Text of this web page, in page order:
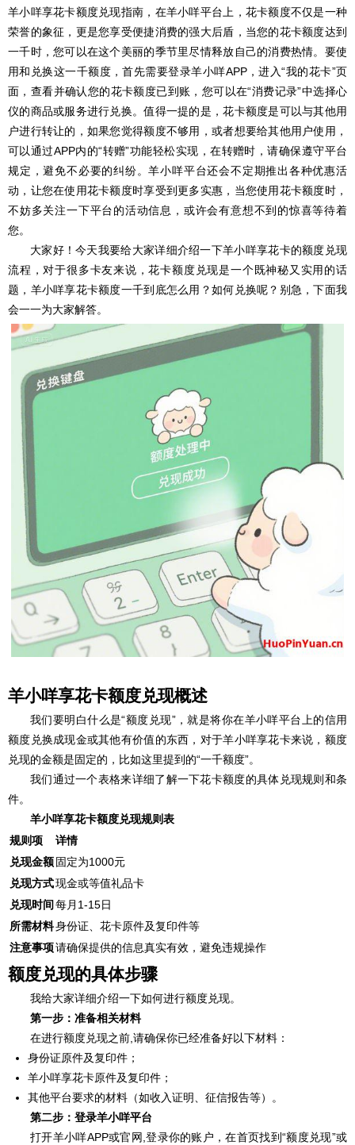
羊小咩享花卡额度兑现指南，在羊小咩平台上，花卡额度不仅是一种
荣誉的象征，更是您享受便捷消费的强大后盾，当您的花卡额度达到
一千时，您可以在这个美丽的季节里尽情释放自己的消费热情。要使
用和兑换这一千额度，首先需要登录羊小咩APP，进入“我的花卡”页
面，查看并确认您的花卡额度已到账，您可以在“消费记录”中选择心
仪的商品或服务进行兑换。值得一提的是，花卡额度是可以与其他用
户进行转让的，如果您觉得额度不够用，或者想要给其他用户使用，
可以通过APP内的“转赠”功能轻松实现，在转赠时，请确保遵守平台
规定，避免不必要的纠纷。羊小咩平台还会不定期推出各种优惠活
动，让您在使用花卡额度时享受到更多实惠，当您使用花卡额度时，
不妨多关注一下平台的活动信息，或许会有意想不到的惊喜等待着
您。
大家好！今天我要给大家详细介绍一下羊小咩享花卡的额度兑现
流程，对于很多卡友来说，花卡额度兑现是一个既神秘又实用的话
题，羊小咩享花卡额度一千到底怎么用？如何兑换呢？别急，下面我
会一一为大家解答。
羊小咩享花卡额度兑现概述
我们要明白什么是“额度兑现”，就是将你在羊小咩平台上的信用
额度兑换成现金或其他有价值的东西，对于羊小咩享花卡来说，额度
兑现的金额是固定的，比如这里提到的“一千额度”。
我们通过一个表格来详细了解一下花卡额度的具体兑现规则和条
件。
羊小咩享花卡额度兑现规则表
规则项
详情
兑现金额固定为1000元
兑现方式现金或等值礼品卡
兑现时间 每月1-15日
所需材料身份证、花卡原件及复印件等
注意事项请确保提供的信息真实有效，避免违规操作
额度兑现的具体步骤
我给大家详细介绍一下如何进行额度兑现。
第一步：准备相关材料
在进行额度兑现之前,请确保你已经准备好以下材料：
身份证原件及复印件；
羊小咩享花卡原件及复印件；
其他平台要求的材料（如收入证明、征信报告等）。
第二步：登录羊小咩平台
打开羊小咩APP或官网,登录你的账户，在首页找到“额度兑现”或